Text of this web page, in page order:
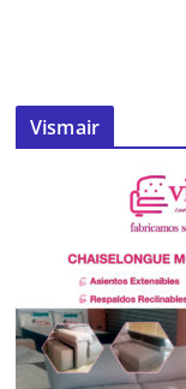
Vismair